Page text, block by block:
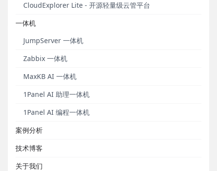
CloudExplorer Lite - 开源轻量级云管平台
一体机
JumpServer 一体机
Zabbix 一体机
MaxKB AI 一体机
1Panel AI 助理一体机
1Panel AI 编程一体机
案例分析
技术博客
关于我们
量变到质变，MeterSphere一站式开源持续测试平
台发布首个LTS版本